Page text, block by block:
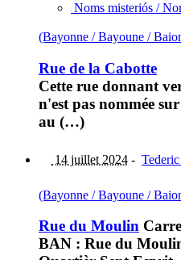
Noms misteriós /
(Bayonne / Bayoune /
Rue de la Cabotte
Cette rue donnant
n'est pas nommée
au (…)
14 juillet 2024 -
(Bayonne / Bayoune /
Rue du Moulin
BAN : Rue du